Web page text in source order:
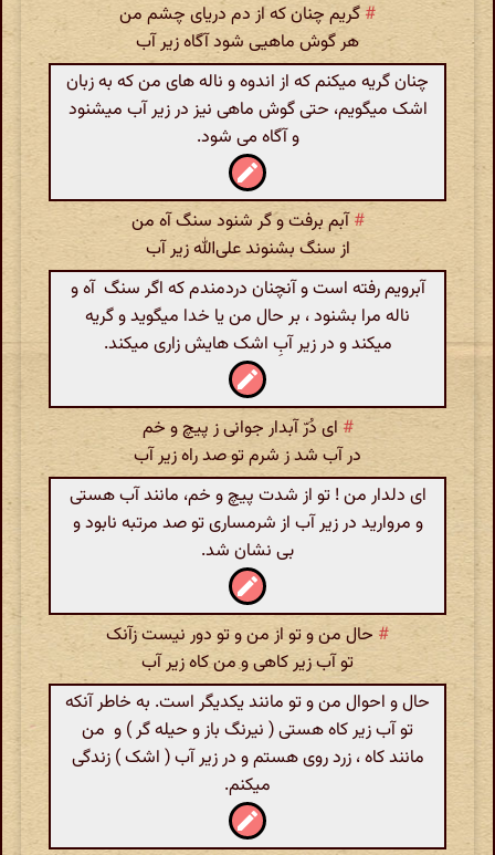
# گریم چنان که از دم دریای چشم من
هر گوش ماهیی شود آگاه زیر آب
چنان گریه میکنم که از اندوه و ناله های من که به زبان
اشک میگویم، حتی گوش ماهی نیز در زیر آب میشنود
و آگاه می شود.
#آبم برفت و گر شنود سنگ آه من
از سنگ بشنوند علی‌الله زیر آب
آبرویم رفته است و آنچنان دردمندم که اگر سنگ آه و
ناله مرا بشنود ، بر حال من یا خدا میگوید و گریه
میکند و در زیر آبِ اشک هایش زاری میکند.
# ای دُرّ آبدار جوانی ز پیچ و خم
در آب شد ز شرم تو صد راه زیر آب
ای دلدار من ! تو از شدت پیچ و خم، مانند آب هستی
و مروارید در زیر آب از شرمساری تو صد مرتبه نابود و
بی نشان شد.
# حال من و تو از من و تو دور نیست زآنک
تو آب زیر کاهی و من کاه زیر آب
حال و احوال من و تو مانند یکدیگر است. به خاطر آنکه
تو آب زیر کاه هستی ( نیرنگ باز و حیله گر ) و من
مانند کاه ، زرد روی هستم و در زیر آب ( اشک ) زندگی
میکنم.